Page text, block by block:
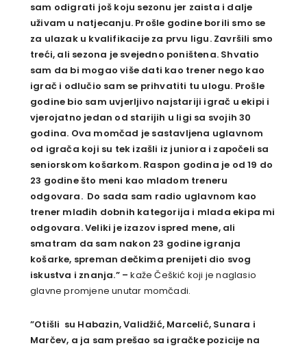
sam odigrati još koju sezonu jer zaista i dalje
uživam u natjecanju. Prošle godine borili smo se
za ulazak u kvalifikacije za prvu ligu. Završili smo
treći, ali sezona je svejedno poništena. Shvatio
sam da bi mogao više dati kao trener nego kao
igrač i odlučio sam se prihvatiti tu ulogu. Prošle
godine bio sam uvjerljivo najstariji igrač u ekipi i
vjerojatno jedan od starijih u ligi sa svojih 30
godina. Ova momčad je sastavljena uglavnom
od igrača koji su tek izašli iz juniora i započeli sa
seniorskom košarkom. Raspon godina je od 19 do
23 godine što meni kao mladom treneru
odgovara. Do sada sam radio uglavnom kao
trener mlađih dobnih kategorija i mlada ekipa mi
odgovara. Veliki je izazov ispred mene, ali
smatram da sam nakon 23 godine igranja
košarke, spreman dečkima prenijeti dio svog
iskustva i znanja.” –kaže Češkić koji je naglasio
glavne promjene unutar momčadi.
”Otišli su Habazin, Validžić, Marcelić, Sunara i
Marčev, a ja sam prešao sa igračke pozicije na